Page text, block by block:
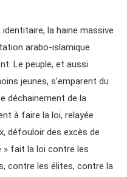
identitaire, la haine massive
arabo-islamique
Le peuple, et aussi
jeunes, s’emparent du
déchainement de la
à faire la loi, relayée
défouloir des excès de
» fait la loi contre les
contre les élites, contre la